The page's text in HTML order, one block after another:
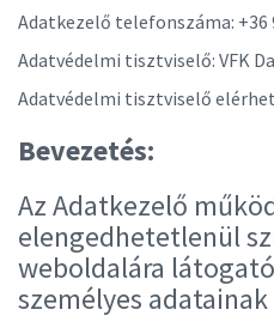
Adatkezelő telefonszáma: +36
Adatvédelmi tisztviselő: VFK
Adatvédelmi tisztviselő
Bevezetés:
Az Adatkezelő
elengedhetetlenül
weboldalára
személyes adatainak